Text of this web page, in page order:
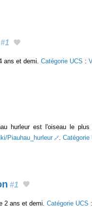
#1
ans et demi. Catégorie UCS :
hurleur est l'oiseau le
Piauhau_hurleur
. Catégorie
#1
2 ans et demi. Catégorie UCS :